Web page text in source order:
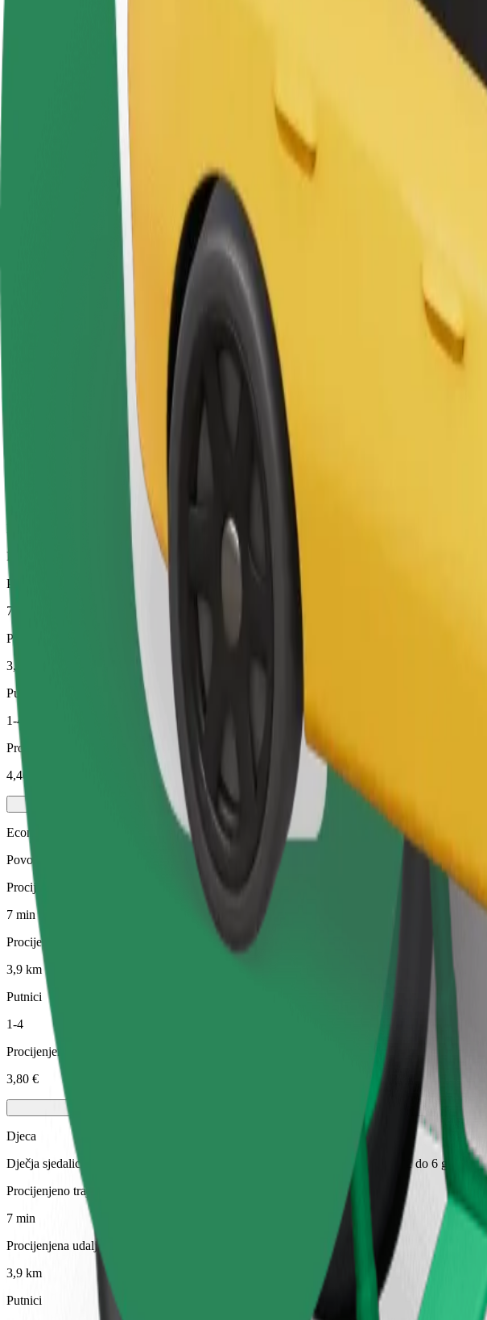
Kako doći od Daugavpils Kultūras Pils do Daugavpils autoosta
Tražiš najbolji način da stigneš od Daugavpils Kultūras Pils do Daugavpils autoosta? Istraži
Daugavpils Kultūras Pils
Udobnost i praktičnost su nadohvat ruke!
Vozači u ovoj kategoriji mogu pomoći starijim osobama i osobama s invaliditetom. Ako
prilagođenima za invalidska kolica).
Procijenjeno trajanje putovanja
Bolt
Pouzdane vožnje u svakodnevnim automobilima srednje veličine.
Procijenjeno trajanje putovanja
7 min
Procijenjena udaljenost
3,9 km
Putnici
1-4
Procijenjena cijena
4,40 €
Economy
Povoljne vožnje u automobilima s osnovnom opremom
Procijenjeno trajanje putovanja
7 min
Procijenjena udaljenost
3,9 km
Putnici
1-4
Procijenjena cijena
3,80 €
Djeca
Dječja sjedalica sa sigurnosnim pojasem osigurava sigurnu vožnju za djecu od 2 do 6
Procijenjeno trajanje putovanja
7 min
Procijenjena udaljenost
3,9 km
Putnici